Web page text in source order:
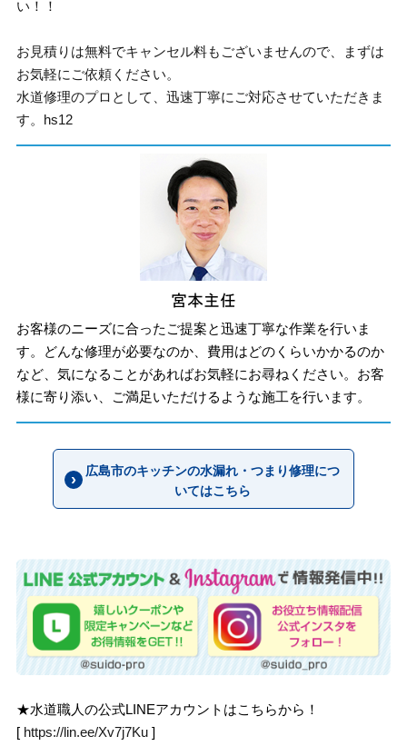
い！！
お見積りは無料でキャンセル料もございませんので、まずは
お気軽にご依頼ください。
水道修理のプロとして、迅速丁寧にご対応させていただきま
す。hs12
お客様のニーズに合ったご提案と迅速丁寧な作業を行いま
す。どんな修理が必要なのか、費用はどのくらいかかるのか
など、気になることがあればお気軽にお尋ねください。お客
様に寄り添い、ご満足いただけるような施工を行います。
広島市のキッチンの水漏れ・つまり修理につ
いてはこちら
★水道職人の公式LINEアカウントはこちらから！
[ https://lin.ee/Xv7j7Ku ]